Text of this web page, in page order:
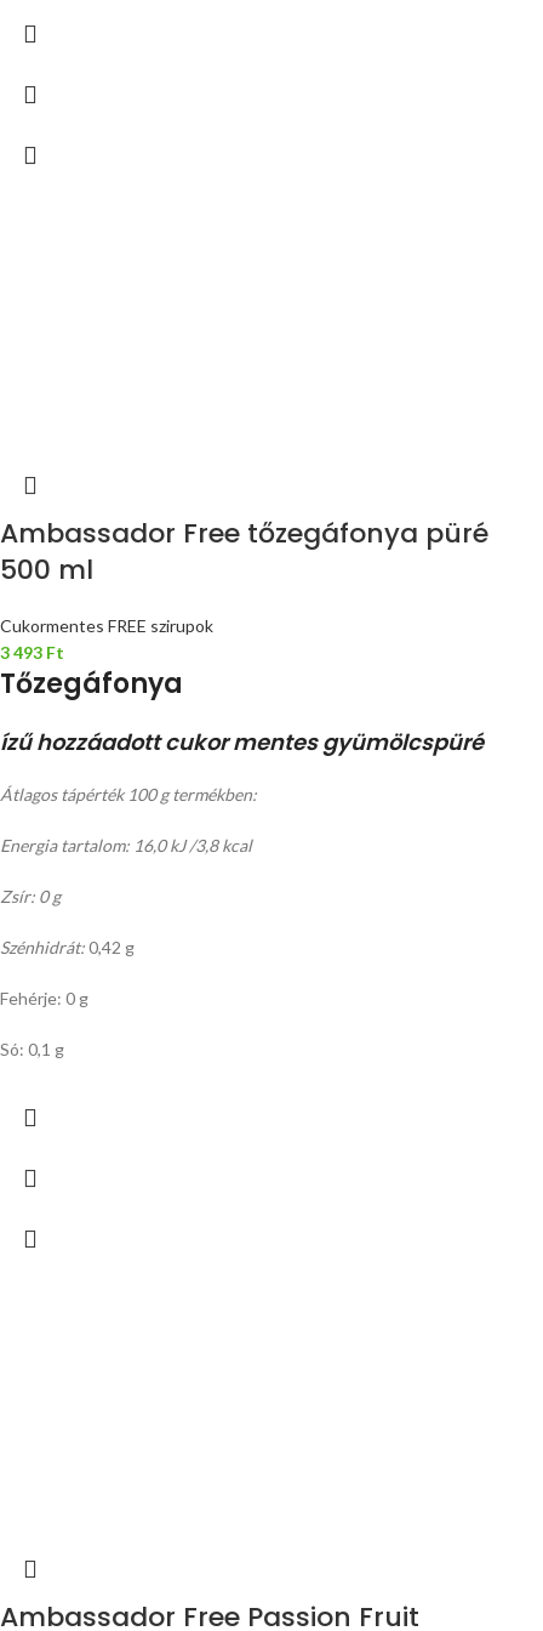
Ambassador Free tőzegáfonya püré
500 ml
Cukormentes FREE szirupok
3 493 Ft
Tőzegáfonya
ízű hozzáadott cukor mentes gyümölcspüré
Átlagos tápérték 100 g termékben:
Energia tartalom: 16,0 kJ /3,8 kcal
Zsír: 0 g
Szénhidrát:0,42 g
Fehérje: 0 g
Só: 0,1 g
Ambassador Free Passion Fruit